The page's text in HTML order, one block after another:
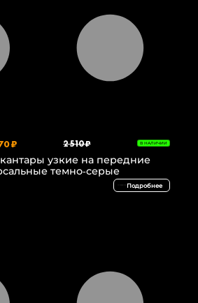
₽ 2 510 ₽ В НАЛИЧИИ
узкие на передние
темно-серые
Подробнее